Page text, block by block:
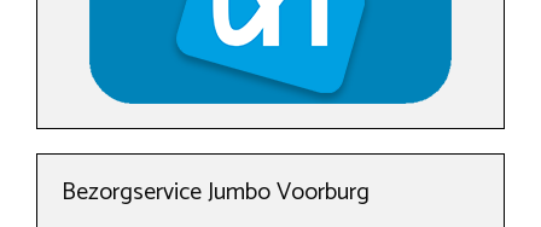
Bezorgservice Jumbo Voorburg